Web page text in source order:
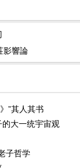
影響論
”其人其书
大一统宇宙观
子哲学